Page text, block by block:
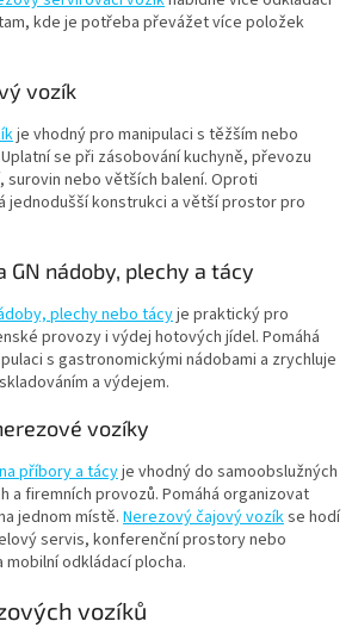
kde je potřeba převážet více položek
vozík
je vhodný pro manipulaci s těžším nebo
se při zásobování kuchyně, převozu
nebo větších balení. Oproti
jednodušší konstrukci a větší prostor pro
GN nádoby, plechy a tácy
plechy nebo tácyje praktický pro
provozy i výdej hotových jídel. Pomáhá
s gastronomickými nádobami a zrychluje
a výdejem.
vozíky
příbory a tácyje vhodný do samoobslužných
a firemních provozů. Pomáhá organizovat
jednom místě. Nerezový čajový vozíkse hodí
servis, konferenční prostory nebo
odkládací plocha.
vozíků